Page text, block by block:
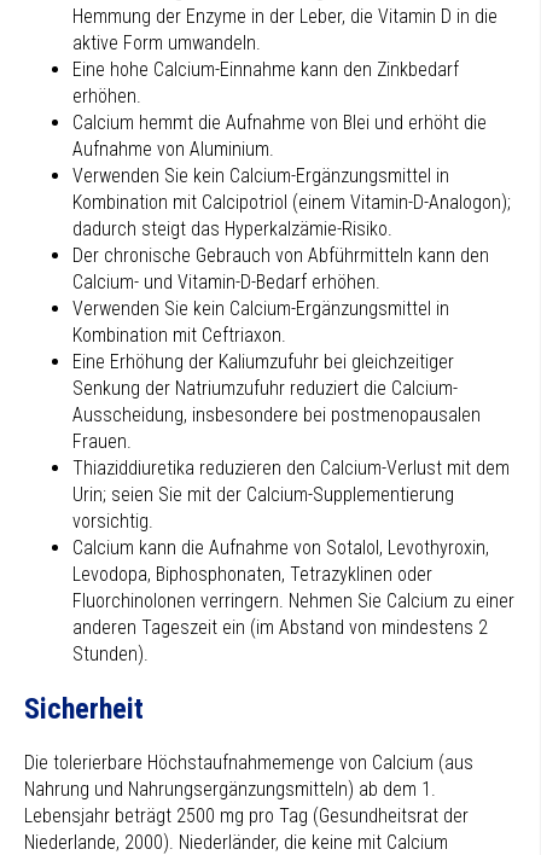
Hemmung der Enzyme in der Leber, die Vitamin D in die
aktive Form umwandeln.
Eine hohe Calcium-Einnahme kann den Zinkbedarf
erhöhen.
Calcium hemmt die Aufnahme von Blei und erhöht die
Aufnahme von Aluminium.
Verwenden Sie kein Calcium-Ergänzungsmittel in
Kombination mit Calcipotriol (einem Vitamin-D-Analogon);
dadurch steigt das Hyperkalzämie-Risiko.
Der chronische Gebrauch von Abführmitteln kann den
Calcium- und Vitamin-D-Bedarf erhöhen.
Verwenden Sie kein Calcium-Ergänzungsmittel in
Kombination mit Ceftriaxon.
Eine Erhöhung der Kaliumzufuhr bei gleichzeitiger
Senkung der Natriumzufuhr reduziert die Calcium-
Ausscheidung, insbesondere bei postmenopausalen
Frauen.
Thiaziddiuretika reduzieren den Calcium-Verlust mit dem
Urin; seien Sie mit der Calcium-Supplementierung
vorsichtig.
Calcium kann die Aufnahme von Sotalol, Levothyroxin,
Levodopa, Biphosphonaten, Tetrazyklinen oder
Fluorchinolonen verringern. Nehmen Sie Calcium zu einer
anderen Tageszeit ein (im Abstand von mindestens 2
Stunden).
Sicherheit
Die tolerierbare Höchstaufnahmemenge von Calcium (aus
Nahrung und Nahrungsergänzungs­mitteln) ab dem 1.
Lebensjahr beträgt 2500 mg pro Tag (Gesundheitsrat der
Niederlande, 2000). Niederländer, die keine mit Calcium